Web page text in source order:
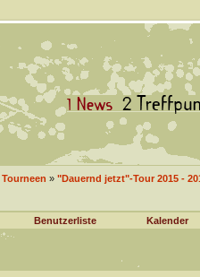
Tourneen » "Dauernd jetzt"-Tour 2015 -
Benutzerliste Kalender